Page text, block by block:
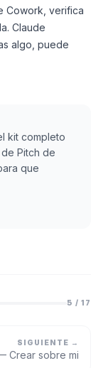
Cowork, verifica
Claude
algo, puede
kit completo
Pitch de
que
5 / 17
SIGUIENTE →
Crear sobre mi